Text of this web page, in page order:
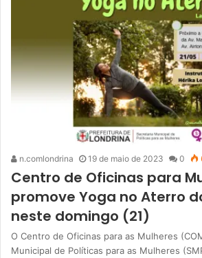
n.comlondrina 19 de maio de 2023 0
Centro de Oficinas para
promove Yoga no Aterro
neste domingo (21)
O Centro de Oficinas para as Mulheres
Municipal de Políticas para as Mulheres